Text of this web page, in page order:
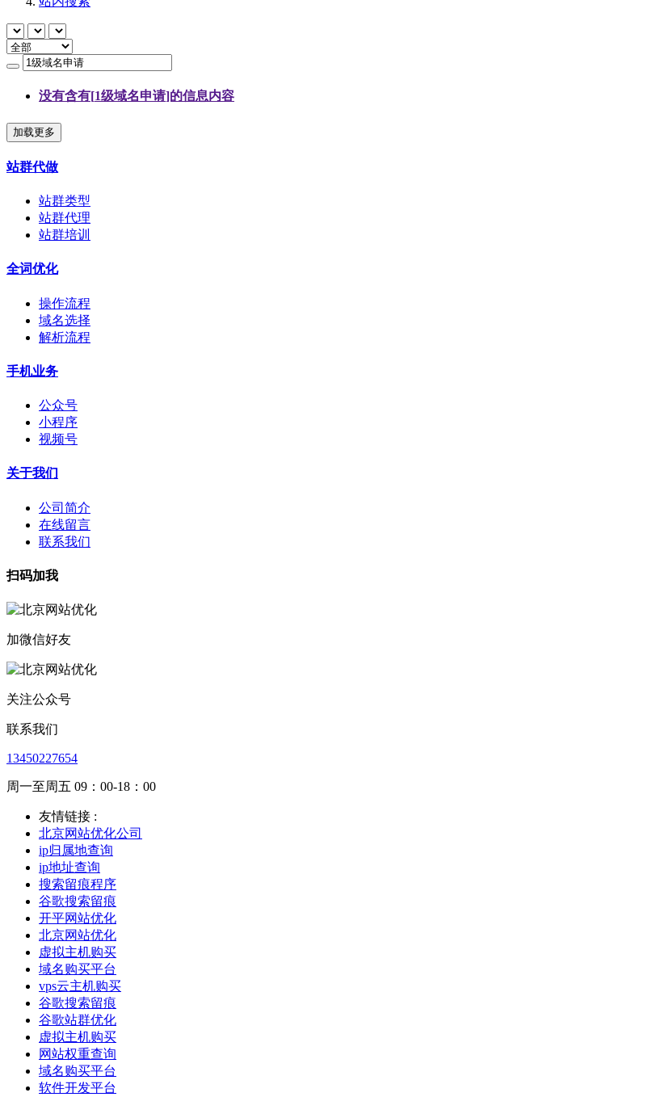
没有含有[1级域名申请]的信息内容
加载更多
站群代做
站群类型
站群代理
站群培训
全词优化
操作流程
域名选择
解析流程
手机业务
公众号
小程序
视频号
关于我们
公司简介
在线留言
联系我们
扫码加我
加微信好友
关注公众号
联系我们
13450227654
周一至周五 09：00-18：00
友情链接 :
北京网站优化公司
ip归属地查询
ip地址查询
搜索留痕程序
谷歌搜索留痕
开平网站优化
北京网站优化
虚拟主机购买
域名购买平台
vps云主机购买
谷歌搜索留痕
谷歌站群优化
虚拟主机购买
网站权重查询
域名购买平台
软件开发平台